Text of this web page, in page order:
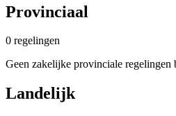
Provinciaal
0 regelingen
Geen zakelijke provinciale
Landelijk